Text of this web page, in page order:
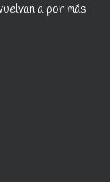
a por más